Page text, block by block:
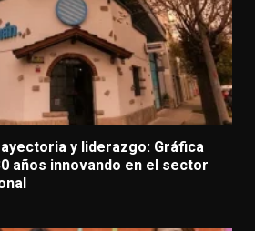
y liderazgo: Gráfica
años innovando en el sector